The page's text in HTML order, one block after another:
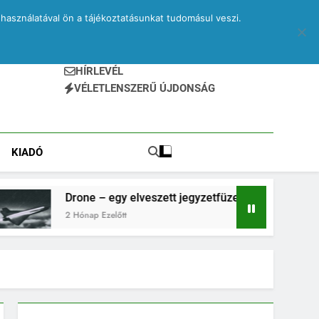
HÍRLEVÉL
VÉLETLENSZERŰ ÚJDONSÁG
KIADÓ
Drone – egy elveszett jegyzetfüzet kitépett lapjai
Hónap Ezelőtt
ön a tájékoztatásunkat tudomásul veszi.